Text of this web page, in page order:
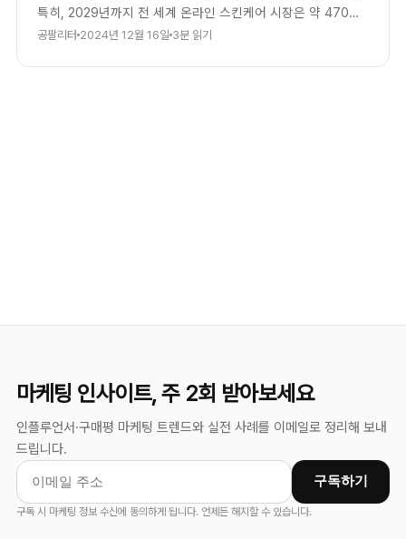
특히, 2029년까지 전 세계 온라인 스킨케어 시장은 약 470억
달러규모로 전망 되고 있는데요.
공팔리터 2024년 12월 16일 3분 읽기
마케팅 인사이트, 주 2회 받아보세요
인플루언서·구매평 마케팅 트렌드와 실전 사례를 이메일로 정리해 보내
드립니다.
구독하기
구독 시 마케팅 정보 수신에 동의하게 됩니다. 언제든 해지할 수 있습니다.